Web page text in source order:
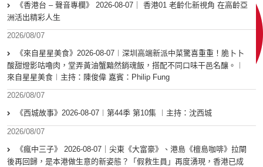
《香港台 – 聲音專欄》 2026-08-07｜ 香港01 老齡化新視角 在高齡亞
洲活出精彩人生
2026/08/07
《來自星星美食》2026-08-07︱深圳高端新派中菜驚喜重重！脆卜卜
酸甜燈影咕嚕肉，堂弄黃油蟹黯然銷魂飯，搭配不同口味干邑名釀。︱
來自星星美食︱主持：陳俊偉 嘉賓：Philip Fung
2026/08/07
《西城故事》2026-08-07︱第44季 第10集 ︱主持：沈西城
2026/08/07
《瘋中三子》 2026-08-07｜尖東《大富豪》、港島《檀島咖啡》拉閘
後再回歸，是本港做生意的新姿態？「假救生員」再度湧現，香港已成